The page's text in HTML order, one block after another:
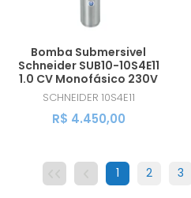
Bomba Submersivel
Schneider SUB10-10S4E11
1.0 CV Monofásico 230V
SCHNEIDER 10S4E11
R$ 4.450,00
1 2 3